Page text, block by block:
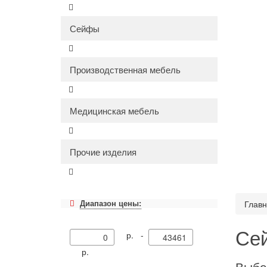
Сейфы
Производственная мебель
Медицинская мебель
Прочие изделия
Диапазон цены:
р. -
р.